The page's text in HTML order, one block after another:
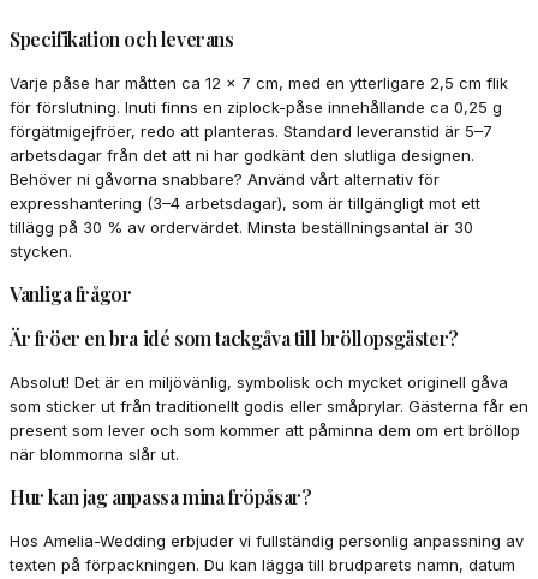
Specifikation och leverans
Varje påse har måtten ca 12 x 7 cm, med en ytterligare 2,5 cm flik
för förslutning. Inuti finns en ziplock-påse innehållande ca 0,25 g
förgätmigejfröer, redo att planteras. Standard leveranstid är 5–7
arbetsdagar från det att ni har godkänt den slutliga designen.
Behöver ni gåvorna snabbare? Använd vårt alternativ för
expresshantering (3–4 arbetsdagar), som är tillgängligt mot ett
tillägg på 30 % av ordervärdet. Minsta beställningsantal är 30
stycken.
Vanliga frågor
Är fröer en bra idé som tackgåva till bröllopsgäster?
Absolut! Det är en miljövänlig, symbolisk och mycket originell gåva
som sticker ut från traditionellt godis eller småprylar. Gästerna får en
present som lever och som kommer att påminna dem om ert bröllop
när blommorna slår ut.
Hur kan jag anpassa mina fröpåsar?
Hos Amelia-Wedding erbjuder vi fullständig personlig anpassning av
texten på förpackningen. Du kan lägga till brudparets namn, datum